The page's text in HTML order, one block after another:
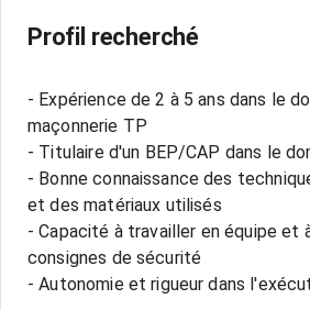
Profil recherché
- Expérience de 2 à 5 ans dans le
maçonnerie TP
- Titulaire d'un BEP/CAP dans le
- Bonne connaissance des
et des matériaux utilisés
- Capacité à travailler en équipe et
consignes de sécurité
- Autonomie et rigueur dans